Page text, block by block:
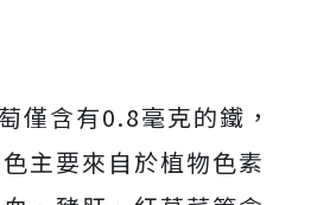
僅含有0.8毫克的鐵，
主要來自於植物色素